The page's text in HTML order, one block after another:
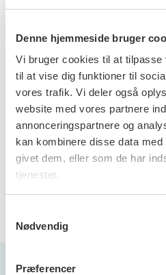
Denne hjemmeside bruger
Vi bruger cookies til at tilpasse
til at vise dig funktioner til
vores trafik. Vi deler også
website med vores partnere
annonceringspartnere og
kan kombinere disse data
givet dem, eller som de har
tjenester.
Nødvendig
Præferencer
som bruger. Dette er
Du kan få et login på tre
- Er du medlem af
samme login som på
- Har du indrykket en
du modtaget et login, som
oprettede profiler.
- Ønsker du adgang til
hos Tandlægebladets